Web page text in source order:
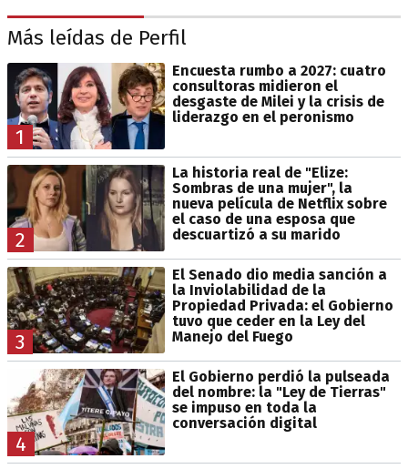
Más leídas de Perfil
1
Encuesta rumbo a 2027: cuatro
consultoras midieron el
desgaste de Milei y la crisis de
liderazgo en el peronismo
2
La historia real de "Elize:
Sombras de una mujer", la
nueva película de Netflix sobre
el caso de una esposa que
descuartizó a su marido
3
El Senado dio media sanción a
la Inviolabilidad de la
Propiedad Privada: el Gobierno
tuvo que ceder en la Ley del
Manejo del Fuego
4
El Gobierno perdió la pulseada
del nombre: la "Ley de Tierras"
se impuso en toda la
conversación digital